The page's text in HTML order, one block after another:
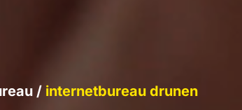
/ internetbureau drunen